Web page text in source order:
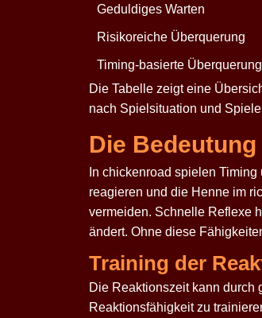
Geduldiges Warten
Risikoreiche Überquerung
Timing-basierte Überquerung
Die Tabelle zeigt eine
nach Spielsituation und
Die
In chickenroad spielen Timing
reagieren und die Henne im
vermeiden. Schnelle Reflexe
ändert. Ohne diese
Training der
Die Reaktionszeit kann durch
Reaktionsfähigkeit zu